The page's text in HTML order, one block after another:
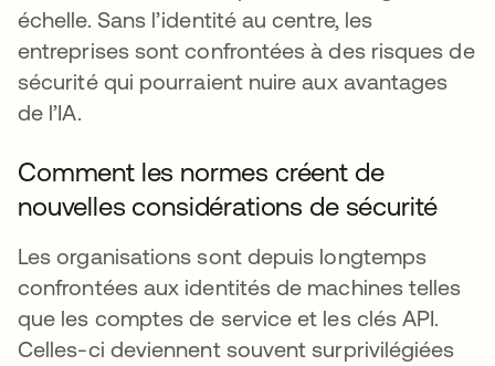
échelle. Sans l’identité au centre, les
entreprises sont confrontées à des risques de
sécurité qui pourraient nuire aux avantages
de l’IA.
Comment les normes créent de
nouvelles considérations de sécurité
Les organisations sont depuis longtemps
confrontées aux identités de machines telles
que les comptes de service et les clés API.
Celles-ci deviennent souvent surprivilégiées